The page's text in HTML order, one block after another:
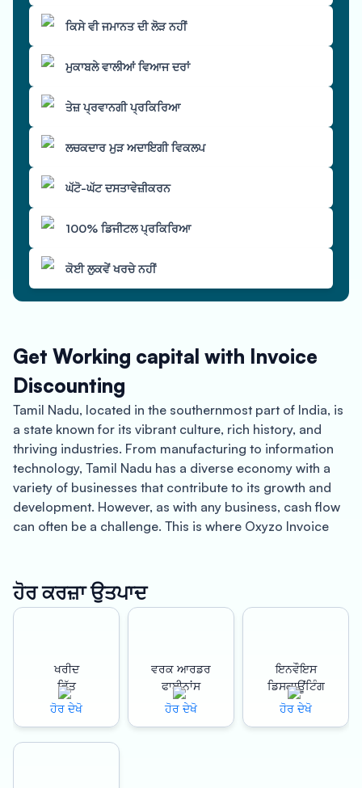
ਕਿਸੇ ਵੀ ਜਮਾਨਤ ਦੀ ਲੋੜ ਨਹੀਂ
ਮੁਕਾਬਲੇ ਵਾਲੀਆਂ ਵਿਆਜ ਦਰਾਂ
ਤੇਜ਼ ਪ੍ਰਵਾਨਗੀ ਪ੍ਰਕਿਰਿਆ
ਲਚਕਦਾਰ ਮੁੜ ਅਦਾਇਗੀ ਵਿਕਲਪ
ਘੱਟੋ-ਘੱਟ ਦਸਤਾਵੇਜ਼ੀਕਰਨ
100% ਡਿਜੀਟਲ ਪ੍ਰਕਿਰਿਆ
ਕੋਈ ਲੁਕਵੇਂ ਖਰਚੇ ਨਹੀਂ
Get Working capital with Invoice
Discounting
Tamil Nadu, located in the southernmost part of India, is
a state known for its vibrant culture, rich history, and
thriving industries. From manufacturing to information
technology, Tamil Nadu has a diverse economy with a
variety of businesses that contribute to its growth and
development. However, as with any business, cash flow
can often be a challenge. This is where Oxyzo Invoice
Oxyzo Invoice Discounting offers a range of benefits to
funds in as little as 24 hours. This can be particularly
helpful for businesses that need to pay their suppliers,
meet payroll, or invest in their operations.
Moreover, Oxyzo’s invoice discounting service is hassle-
ਹੋਰ ਕਰਜ਼ਾ ਉਤਪਾਦ
ਖਰੀਦ
ਵਿੱਤ
ਹੋਰ ਦੇਖੋ
ਵਰਕ ਆਰਡਰ
ਫਾਈਨਾਂਸ
ਹੋਰ ਦੇਖੋ
ਇਨਵੌਇਸ
ਡਿਸਕਾਊਂਟਿੰਗ
ਹੋਰ ਦੇਖੋ